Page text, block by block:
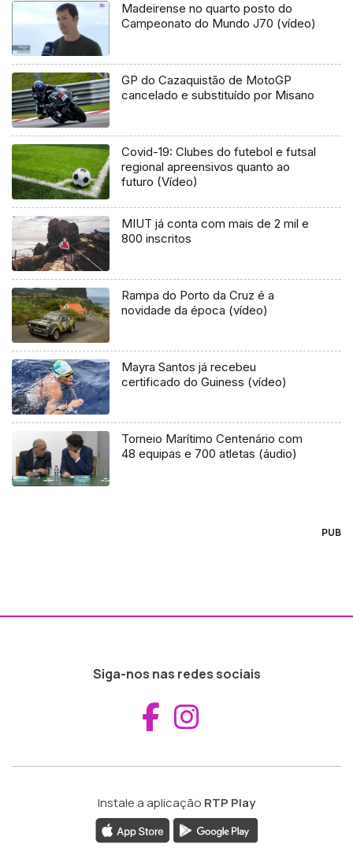
Madeirense no quarto posto do
Campeonato do Mundo J70 (vídeo)
GP do Cazaquistão de MotoGP
cancelado e substituído por Misano
Covid-19: Clubes do futebol e futsal
regional apreensivos quanto ao
futuro (Vídeo)
MIUT já conta com mais de 2 mil e
800 inscritos
Rampa do Porto da Cruz é a
novidade da época (vídeo)
Mayra Santos já recebeu
certificado do Guiness (vídeo)
Torneio Marítimo Centenário com
48 equipas e 700 atletas (áudio)
PUB
Siga-nos nas redes sociais
Aceder ao
Instale a aplicação RTP Play